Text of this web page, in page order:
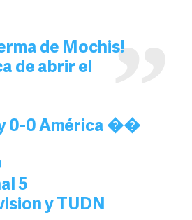
de Mochis!
de abrir el
0-0 América ��
5
y TUDN